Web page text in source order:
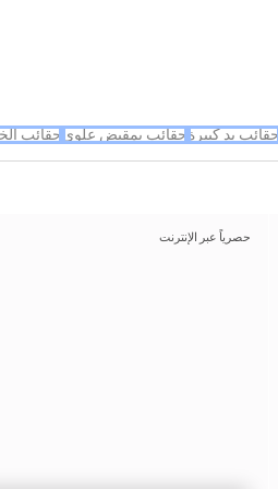
حقائب يد كبيرة حقائب بمقبض علوي حقائب
حصرياً عبر الإنترنت